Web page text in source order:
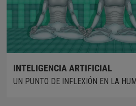
INTELIGENCIA ARTIFICIAL
UN PUNTO DE INFLEXIÓN EN LA